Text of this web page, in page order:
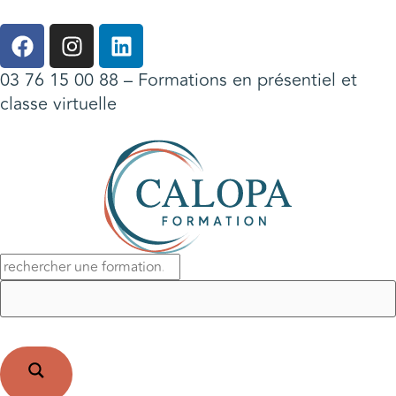
03 76 15 00 88 – Formations en présentiel et
classe virtuelle